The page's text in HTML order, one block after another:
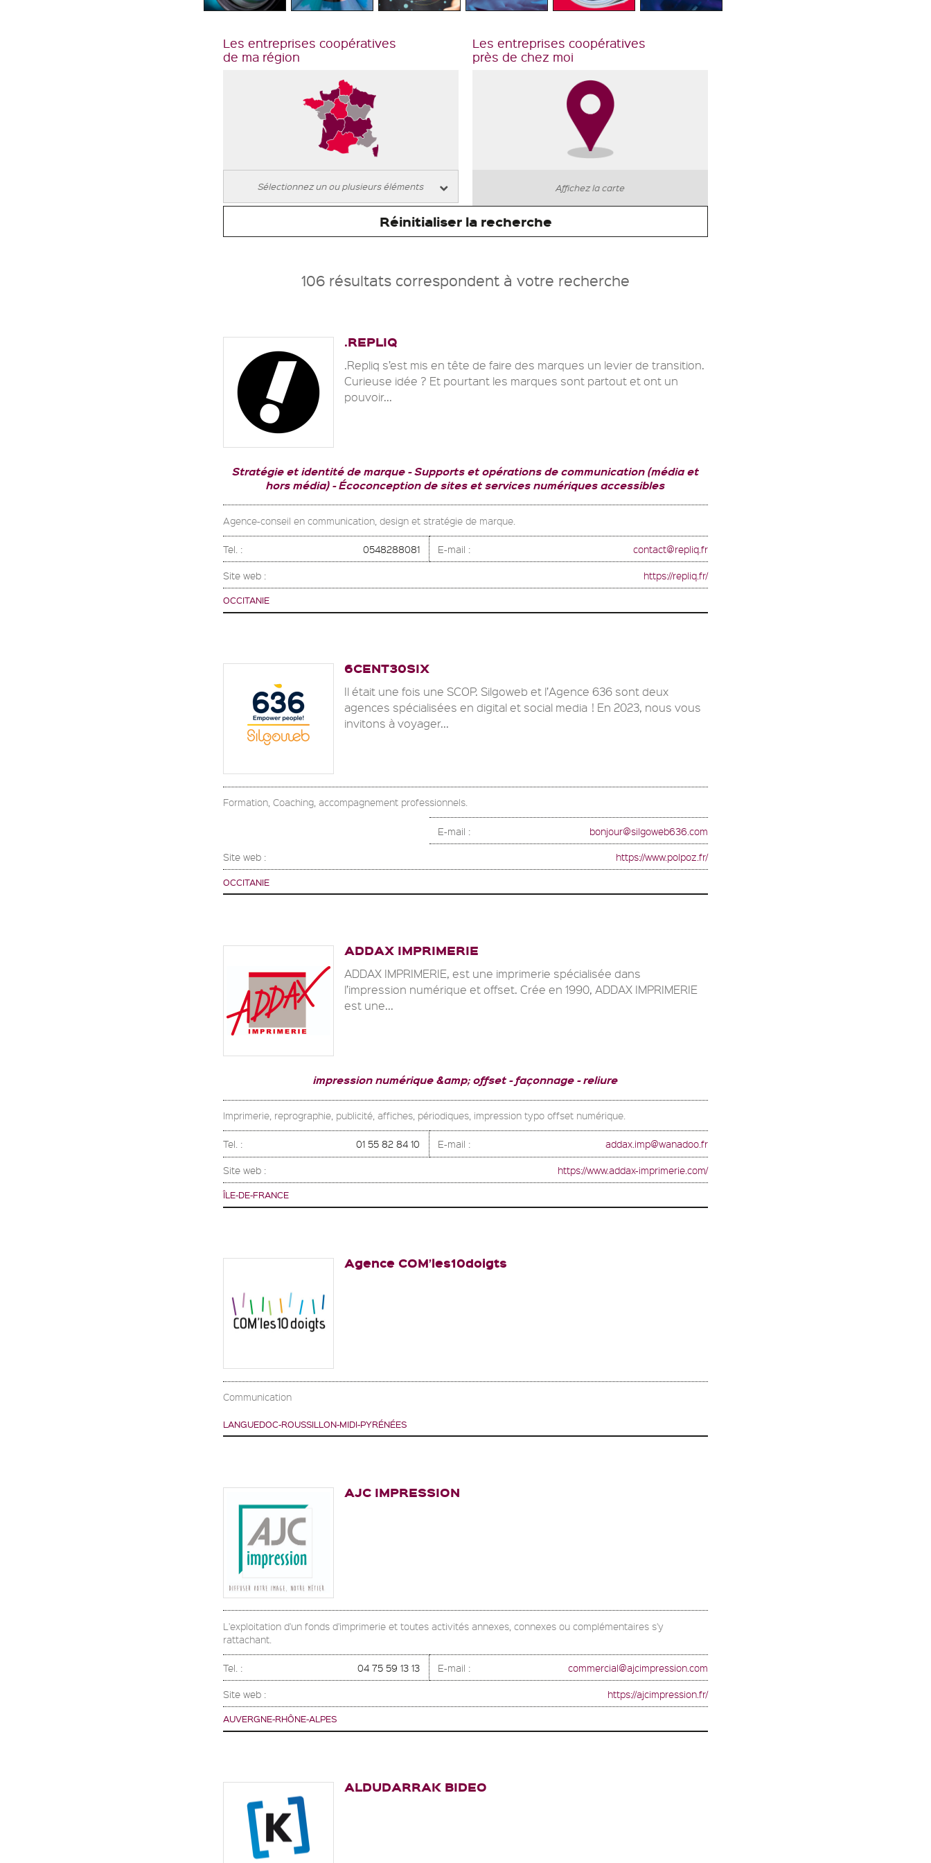
Les entreprises coopératives
de ma région
Les entreprises coopératives
près de chez moi
Affichez la carte
Réinitialiser la recherche
106 résultats correspondent à votre recherche
.REPLIQ
.Repliq s’est mis en tête de faire des marques un levier de transition.
Curieuse idée ? Et pourtant les marques sont partout et ont un
pouvoir...
Stratégie et identité de marque Supports et opérations de communication (média et
hors média) Écoconception de sites et services numériques accessibles
Agence-conseil en communication, design et stratégie de marque.
Tel. : 0548288081 E-mail : contact@repliq.fr
Site web : https://repliq.fr/
OCCITANIE
6CENT30SIX
Il était une fois une SCOP. Silgoweb et l’Agence 636 sont deux
agences spécialisées en digital et social media ! En 2023, nous vous
invitons à voyager...
Formation, Coaching, accompagnement professionnels.
E-mail : bonjour@silgoweb636.com
Site web : https://www.polpoz.fr/
OCCITANIE
ADDAX IMPRIMERIE
ADDAX IMPRIMERIE, est une imprimerie spécialisée dans
l’impression numérique et offset. Crée en 1990, ADDAX IMPRIMERIE
est une...
impression numérique &amp; offset façonnage reliure
Imprimerie, reprographie, publicité, affiches, périodiques, impression typo offset numérique.
Tel. : 01 55 82 84 10 E-mail : addax.imp@wanadoo.fr
Site web : https://www.addax-imprimerie.com/
ÎLE-DE-FRANCE
Agence COM’les10doigts
Communication
LANGUEDOC-ROUSSILLON-MIDI-PYRÉNÉES
AJC IMPRESSION
L'exploitation d'un fonds d'imprimerie et toutes activités annexes, connexes ou complémentaires s'y
rattachant.
Tel. : 04 75 59 13 13 E-mail : commercial@ajcimpression.com
Site web : https://ajcimpression.fr/
AUVERGNE-RHÔNE-ALPES
ALDUDARRAK BIDEO